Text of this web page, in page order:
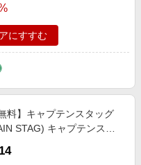
にすすむ
料】キャプテンスタッグ
STAG) キャプテンスタ
Ｔ ベージュ／ブラウン U-